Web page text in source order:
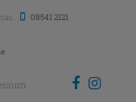
08541 2121